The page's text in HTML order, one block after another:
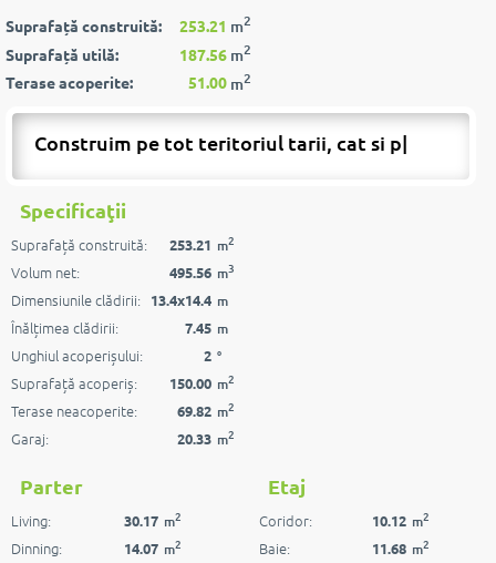
Suprafață construită: 253.21 m2
Suprafață utilă: 187.56 m2
Terase acoperite: 51.00 m2
Construim pe tot teritoriul tarii, cat si peste
Specificaţii
Suprafață construită: 253.21 m2
Volum net: 495.56 m3
Dimensiunile clădirii: 13.4x14.4 m
Înălțimea clădirii: 7.45 m
Unghiul acoperișului: 2 °
Suprafață acoperiș: 150.00 m2
Terase neacoperite: 69.82 m2
Garaj: 20.33 m2
Parter
Living: 30.17 m2
Dinning: 14.07 m2
Etaj
Coridor: 10.12 m2
Baie: 11.68 m2